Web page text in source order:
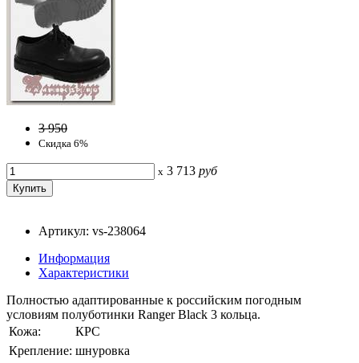
3 950
Скидка 6%
x 3 713 руб
Артикул: vs-238064
Информация
Характеристики
Полностью адаптированные к российским погодным
условиям полуботинки Ranger Black 3 кольца.
Кожа:
КРС
Крепление: шнуровка